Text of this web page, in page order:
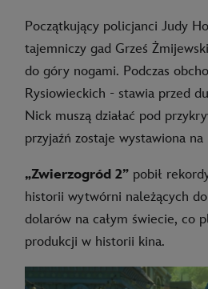
Początkujący policjanci Judy
tajemniczy gad Grześ
do góry nogami. Podczas
Rysiowieckich - stawia przed
Nick muszą działać pod
przyjaźń zostaje wystawiona
„Zwierzogród 2” pobił
historii wytwórni należących
dolarów na całym świecie, co
produkcji w historii kina.